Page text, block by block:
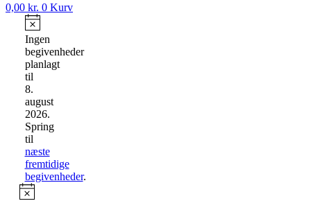
0,00 kr. 0 Kurv
Begivenheder
for
8.
august
2026
Notice
Ingen
begivenheder
planlagt
til
8.
august
2026.
Spring
til
næste
fremtidige
begivenheder.
Notice